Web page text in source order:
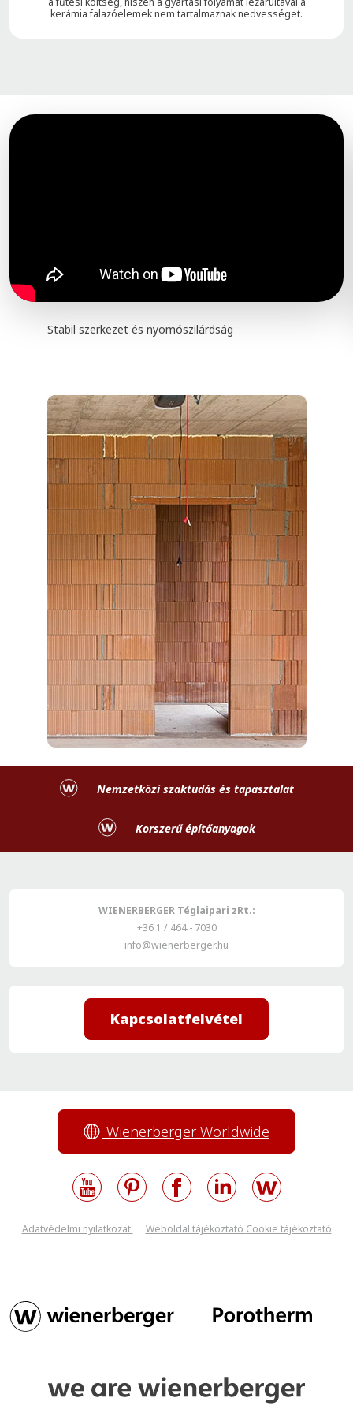
kerámia falazóelemek nem tartalmaznak nedvességet.
Stabil szerkezet és nyomószilárdság
Nemzetközi szaktudás és tapasztalat
Korszerű építőanyagok
WIENERBERGER Téglaipari zRt.:
+36 1 / 464 - 7030
info@wienerberger.hu
Kapcsolatfelvétel
Wienerberger Worldwide
Adatvédelmi nyilatkozat Weboldal tájékoztató Cookie tájékoztató